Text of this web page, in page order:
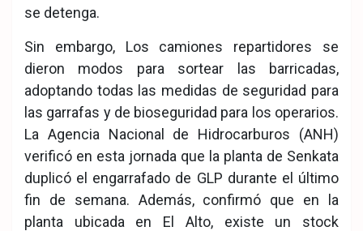
se detenga.
Sin embargo, Los camiones repartidores se
dieron modos para sortear las barricadas,
adoptando todas las medidas de seguridad para
las garrafas y de bioseguridad para los operarios.
La Agencia Nacional de Hidrocarburos (ANH)
verificó en esta jornada que la planta de Senkata
duplicó el engarrafado de GLP durante el último
fin de semana. Además, confirmó que en la
planta ubicada en El Alto, existe un stock